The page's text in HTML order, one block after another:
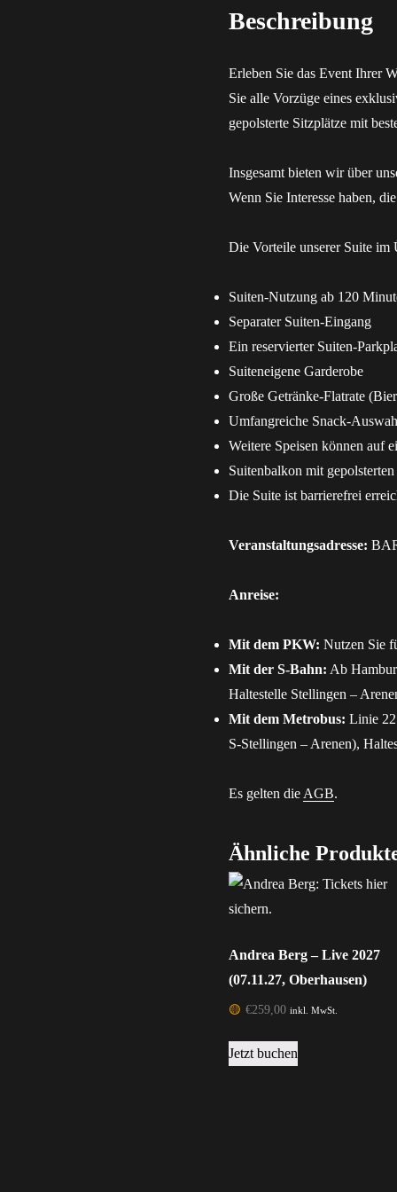
Beschreibung
Erleben Sie das Event Ihrer
Sie alle Vorzüge eines
gepolsterte Sitzplätze mit
Insgesamt bieten wir über
Wenn Sie Interesse haben,
Die Vorteile unserer Suite im
Suiten-Nutzung ab 120
Separater Suiten-Eingang
Ein reservierter Suiten-
Suiteneigene Garderobe
Große Getränke-Flatrate
Umfangreiche Snack-
Weitere Speisen können auf
Suitenbalkon mit
Die Suite ist barrierefrei
Veranstaltungsadresse:
Anreise:
Mit dem PKW: Nutzen Sie
Mit der S-Bahn: Ab
Haltestelle Stellingen –
Mit dem Metrobus: Linie
S-Stellingen – Arenen),
Es gelten die AGB.
Ähnliche
Andrea Berg – Live 2027
(07.11.27, Oberhausen)
🟡 €259,00 inkl. MwSt.
Jetzt buchen